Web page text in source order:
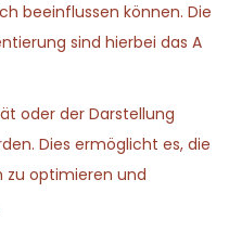
beeinflussen können. Die
sind hierbei das A
oder der Darstellung
Dies ermöglicht es, die
zu optimieren und